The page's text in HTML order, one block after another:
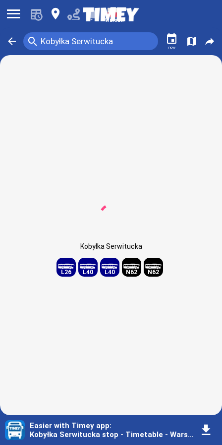
󰍜 󰍎 󰂚 Warsaw
󰁍 Kobyłka Serwitucka
󰍉 󰃭
now
󰍍 󰒖
Kobyłka Serwitucka
L26 L40 L40 N62 N62
Easier with Timey app:
Kobyłka Serwitucka stop - Timetable - Warsaw
󰇚